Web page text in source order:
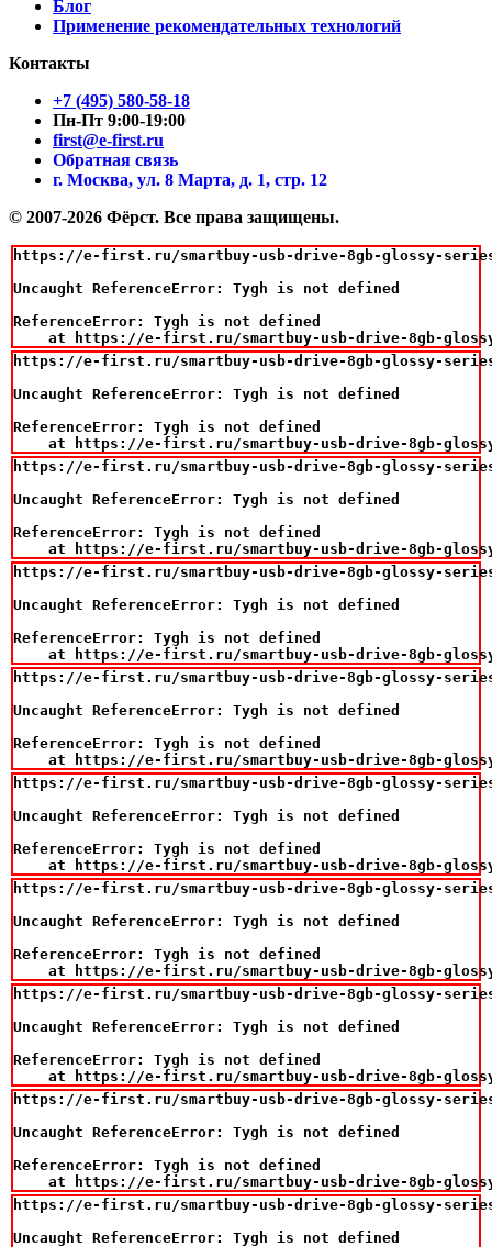
Блог
Применение рекомендательных технологий
Контакты
+7 (495) 580-58-18
Пн-Пт 9:00-19:00
first@e-first.ru
Обратная связь
г. Москва, ул. 8 Марта, д. 1, стр. 12
© 2007-2026 Фёрст. Все права защищены.
https://e-first.ru/smartbuy-usb-drive-8gb-glossy-series-
Uncaught ReferenceError: Tygh is not defined
ReferenceError: Tygh is not defined
at https://e-first.ru/smartbuy-usb-drive-8gb-
https://e-first.ru/smartbuy-usb-drive-8gb-glossy-series-
Uncaught ReferenceError: Tygh is not defined
ReferenceError: Tygh is not defined
at https://e-first.ru/smartbuy-usb-drive-8gb-
https://e-first.ru/smartbuy-usb-drive-8gb-glossy-series-
Uncaught ReferenceError: Tygh is not defined
ReferenceError: Tygh is not defined
at https://e-first.ru/smartbuy-usb-drive-8gb-
https://e-first.ru/smartbuy-usb-drive-8gb-glossy-series-
Uncaught ReferenceError: Tygh is not defined
ReferenceError: Tygh is not defined
at https://e-first.ru/smartbuy-usb-drive-8gb-
https://e-first.ru/smartbuy-usb-drive-8gb-glossy-series-
Uncaught ReferenceError: Tygh is not defined
ReferenceError: Tygh is not defined
at https://e-first.ru/smartbuy-usb-drive-8gb-
https://e-first.ru/smartbuy-usb-drive-8gb-glossy-series-
Uncaught ReferenceError: Tygh is not defined
ReferenceError: Tygh is not defined
at https://e-first.ru/smartbuy-usb-drive-8gb-
https://e-first.ru/smartbuy-usb-drive-8gb-glossy-series-
Uncaught ReferenceError: Tygh is not defined
ReferenceError: Tygh is not defined
at https://e-first.ru/smartbuy-usb-drive-8gb-
https://e-first.ru/smartbuy-usb-drive-8gb-glossy-series-
Uncaught ReferenceError: Tygh is not defined
ReferenceError: Tygh is not defined
at https://e-first.ru/smartbuy-usb-drive-8gb-
https://e-first.ru/smartbuy-usb-drive-8gb-glossy-series-
Uncaught ReferenceError: Tygh is not defined
ReferenceError: Tygh is not defined
at https://e-first.ru/smartbuy-usb-drive-8gb-
https://e-first.ru/smartbuy-usb-drive-8gb-glossy-series-
Uncaught ReferenceError: Tygh is not defined